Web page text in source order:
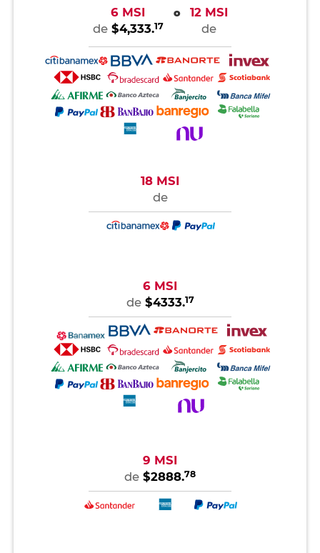
6 MSI
de $4,333.17
o
12 MSI
de
18 MSI
de
6 MSI
de $4333.17
9 MSI
de $2888.78